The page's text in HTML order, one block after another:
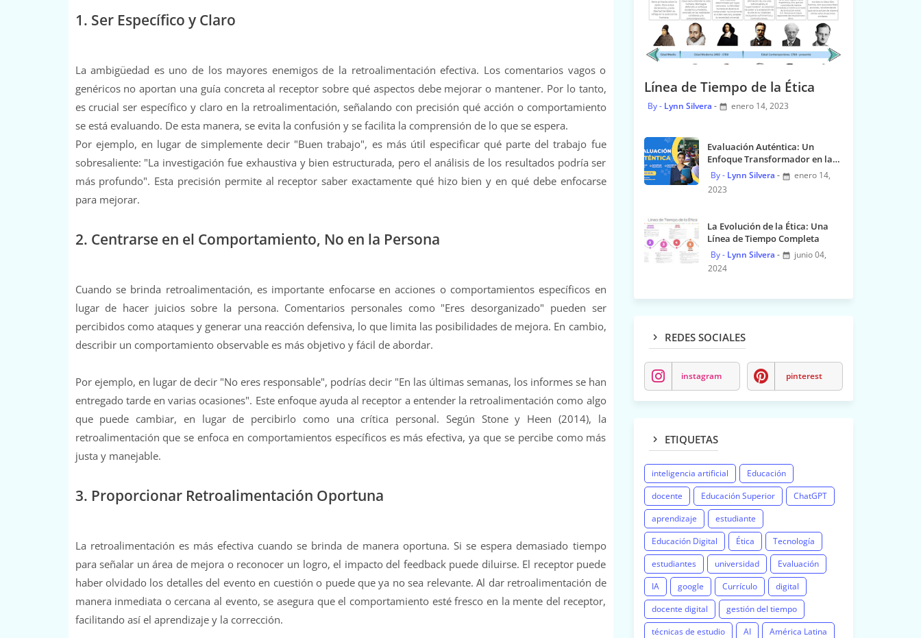
1. Ser Específico y Claro
La ambigüedad es uno de los mayores enemigos de la retroalimentación efectiva. Los comentarios vagos o
genéricos no aportan una guía concreta al receptor sobre qué aspectos debe mejorar o mantener. Por lo tanto,
es crucial ser específico y claro en la retroalimentación, señalando con precisión qué acción o comportamiento
se está evaluando. De esta manera, se evita la confusión y se facilita la comprensión de lo que se espera.
Por ejemplo, en lugar de simplemente decir "Buen trabajo", es más útil especificar qué parte del trabajo fue
sobresaliente: "La investigación fue exhaustiva y bien estructurada, pero el análisis de los resultados podría ser
más profundo". Esta precisión permite al receptor saber exactamente qué hizo bien y en qué debe enfocarse
para mejorar.
2. Centrarse en el Comportamiento, No en la Persona
Cuando se brinda retroalimentación, es importante enfocarse en acciones o comportamientos específicos en
lugar de hacer juicios sobre la persona. Comentarios personales como "Eres desorganizado" pueden ser
percibidos como ataques y generar una reacción defensiva, lo que limita las posibilidades de mejora. En cambio,
describir un comportamiento observable es más objetivo y fácil de abordar.
Por ejemplo, en lugar de decir "No eres responsable", podrías decir "En las últimas semanas, los informes se han
entregado tarde en varias ocasiones". Este enfoque ayuda al receptor a entender la retroalimentación como algo
que puede cambiar, en lugar de percibirlo como una crítica personal. Según Stone y Heen (2014), la
retroalimentación que se enfoca en comportamientos específicos es más efectiva, ya que se percibe como más
justa y manejable.
3. Proporcionar Retroalimentación Oportuna
La retroalimentación es más efectiva cuando se brinda de manera oportuna. Si se espera demasiado tiempo
para señalar un área de mejora o reconocer un logro, el impacto del feedback puede diluirse. El receptor puede
haber olvidado los detalles del evento en cuestión o puede que ya no sea relevante. Al dar retroalimentación de
manera inmediata o cercana al evento, se asegura que el comportamiento esté fresco en la mente del receptor,
facilitando así el aprendizaje y la corrección.
Línea de Tiempo de la Ética
Lynn Silvera enero 14, 2023
Evaluación Auténtica: Un
Enfoque Transformador en la
Educación
Lynn Silvera
enero 14,
2023
La Evolución de la Ética: Una
Línea de Tiempo Completa
Lynn Silvera
junio 04,
2024
REDES SOCIALES
instagram pinterest
ETIQUETAS
inteligencia artificial
Educación
docente
Educación Superior
ChatGPT
aprendizaje
estudiante
Educación Digital
Ética
Tecnología
estudiantes
universidad
Evaluación
IA
google Currículo
digital
docente digital
gestión del tiempo
técnicas de estudio
AI
América Latina